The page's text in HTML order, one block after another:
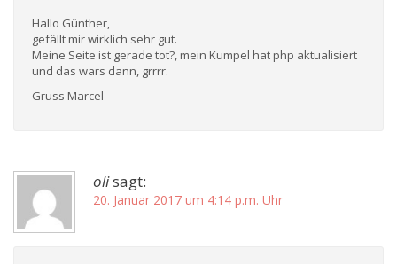
Hallo Günther,
gefällt mir wirklich sehr gut.
Meine Seite ist gerade tot?, mein Kumpel hat php aktualisiert
und das wars dann, grrrr.
Gruss Marcel
olisagt:
20. Januar 2017 um 4:14 p.m. Uhr